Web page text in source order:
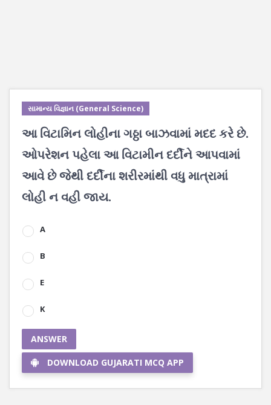
સામાન્ય વિજ્ઞાન (General Science)
આ વિટામિન લોહીના ગઠ્ઠા બાઝવામાં મદદ કરે છે.
ઓપરેશન પહેલા આ વિટામીન દર્દીને આપવામાં
આવે છે જેથી દર્દીના શરીરમાંથી વધુ માત્રામાં
લોહી ન વહી જાય.
A
B
E
K
ANSWER
DOWNLOAD GUJARATI MCQ APP